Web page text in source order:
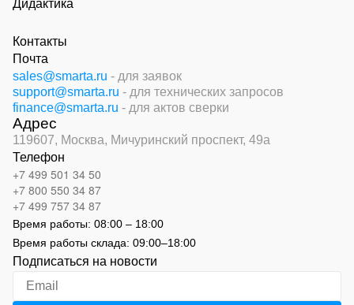
Дидактика
Контакты
Почта
sales@smarta.ru - для заявок
support@smarta.ru - для технических запросов
finance@smarta.ru - для актов сверки
Адрес
119607, Москва, Мичуринский проспект, 49а
Телефон
+7 499 501 34 50
+7 800 550 34 87
+7 499 757 34 87
Время работы: 08:00 – 18:00
Время работы склада: 09:00–18:00
Подписаться на новости